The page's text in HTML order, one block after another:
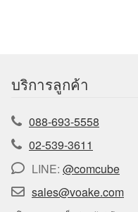
บริการลูกค้า
088-693-5558
02-539-3611
LINE: @comcube
sales@voake.com